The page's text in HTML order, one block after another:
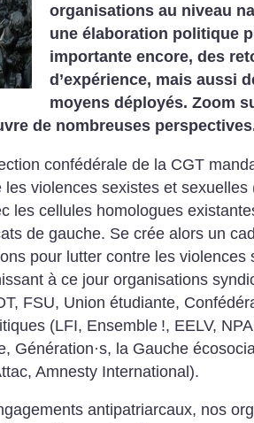
organisations au niveau
une élaboration politique
importante encore, des
d’expérience, mais aussi
moyens déployés. Zoom
de nombreuses
confédérale de la CGT
les violences sexistes et sexuelles
les cellules homologues
de gauche. Se crée alors un
pour lutter contre les violences
à ce jour organisations
FSU, Union étudiante,
(LFI, Ensemble !, EELV,
Génération·s, la Gauche
Amnesty International).
antipatriarcaux, nos